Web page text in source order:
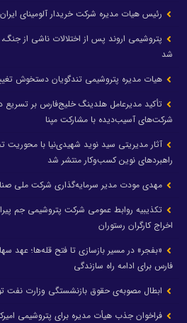
رئیس هیات مدیره شرکت خریدار آلومینای
شد
هیات مدیره پتروشیمی تندگویان دستخوش
تأکید مدیرعامل هلدینگ خلیج‌فارس بر تسریع
شرکت‌های آسیب‌دیده با مشارکت مپنا
آثار مدیریتی سید نوید شهیدی‌نیا با محوریت
راهبردهای نوین کسب‌وکار منتشر شد
مهدی مودت مدیر سرمایه‌گذاری شرکت ملی
تکذیبیه روابط عمومی شرکت پتروشیمی جم
اخراج کارگران رستوران
«بفجر» در مسیر بازسازی تا فتح قله‌ها؛ عهد
فارس برای ادامه راه سازندگی
ابطال مصوبه‌ی حقوق بازنشستگی وزارت نفت
فراخوان جذب هیأت مدیره برای پتروشیمی